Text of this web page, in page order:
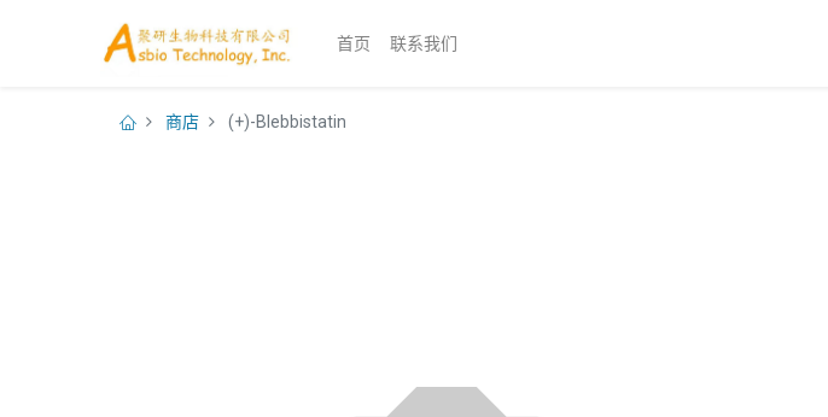
首页 联系我们
商店 (+)-Blebbistatin